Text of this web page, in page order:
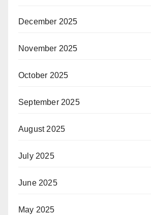
December 2025
November 2025
October 2025
September 2025
August 2025
July 2025
June 2025
May 2025